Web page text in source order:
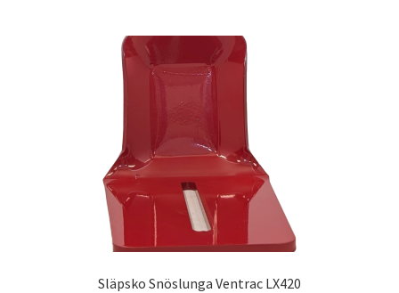
Släpsko Snöslunga Ventrac LX420